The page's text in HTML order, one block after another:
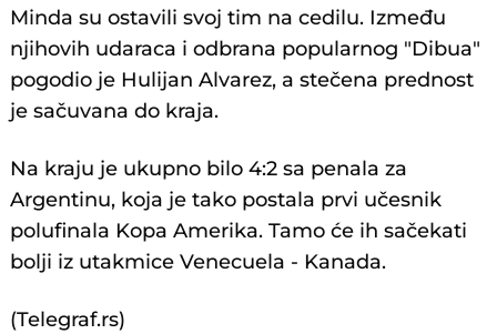
Minda su ostavili svoj tim na cedilu. Između
njihovih udaraca i odbrana popularnog "Dibua"
pogodio je Hulijan Alvarez, a stečena prednost
je sačuvana do kraja.
Na kraju je ukupno bilo 4:2 sa penala za
Argentinu, koja je tako postala prvi učesnik
polufinala Kopa Amerika. Tamo će ih sačekati
bolji iz utakmice Venecuela - Kanada.
(Telegraf.rs)